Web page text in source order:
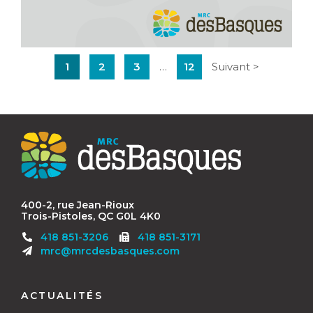
Pagination
1 2 3 … 12 Suivant >
Contact
MRC
des
Basques
400-2, rue Jean-Rioux
Trois-Pistoles, QC G0L 4K0
418 851-3206
Télécopieur
:
418 851-3171
mrc@mrcdesbasques.com
pied
ACTUALITÉS